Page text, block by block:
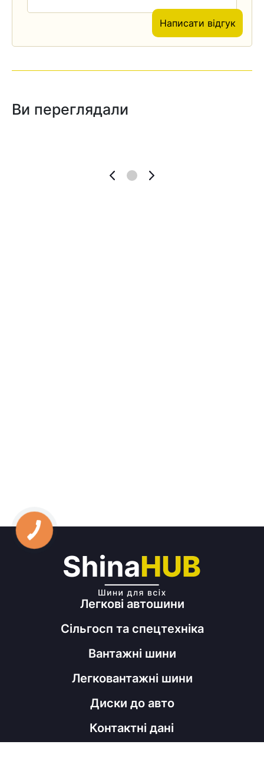
Написати відгук
Ви переглядали
Легкові автошини
Сільгосп та спецтехніка
Вантажні шини
Легковантажні шини
Диски до авто
Контактні дані